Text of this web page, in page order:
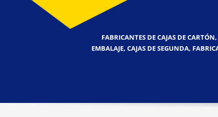
FABRICANTES DE CAJAS DE
EMBALAJE, CAJAS DE SEGUNDA,